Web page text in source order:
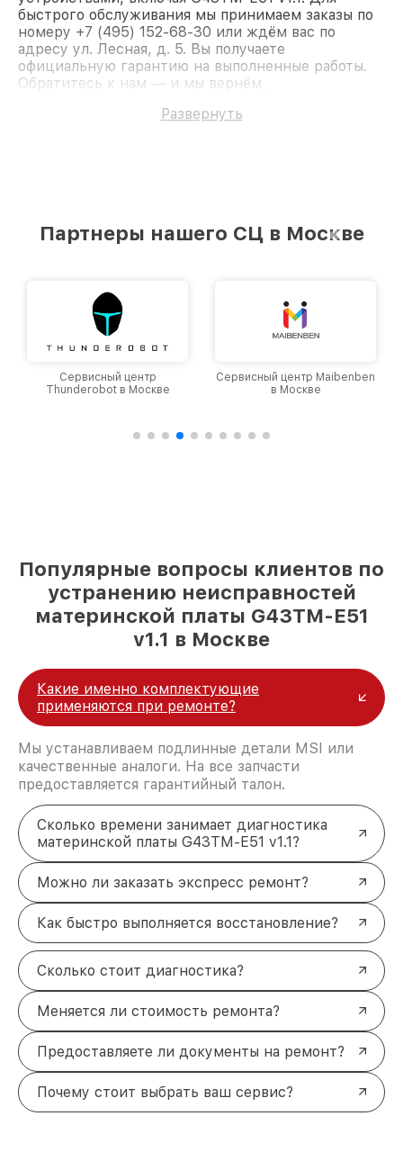
быстрого обслуживания мы принимаем заказы по
номеру +7 (495) 152-68-30 или ждём вас по
адресу ул. Лесная, д. 5. Вы получаете
официальную гарантию на выполненные работы.
Обратитесь к нам — и мы вернём
Развернуть
Партнеры нашего СЦ в Москве
Сервисный центр
Thunderobot в Москве
Сервисный центр Maibenben
в Москве
Популярные вопросы клиентов по
устранению неисправностей
материнской платы G43TM-E51
v1.1 в Москве
Какие именно комплектующие
применяются при ремонте?
Мы устанавливаем подлинные детали MSI или
качественные аналоги. На все запчасти
предоставляется гарантийный талон.
Сколько времени занимает диагностика
материнской платы G43TM-E51 v1.1?
Можно ли заказать экспресс ремонт?
Как быстро выполняется восстановление?
Сколько стоит диагностика?
Меняется ли стоимость ремонта?
Предоставляете ли документы на ремонт?
Почему стоит выбрать ваш сервис?